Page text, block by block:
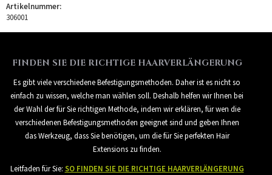
Artikelnummer:
306001
FINDEN SIE DIE RICHTIGE HAARVERLÄNGERUNG
Es gibt viele verschiedene Befestigungsmethoden. Daher ist es nicht so
einfach zu wissen, welche man wählen soll. Deshalb helfen wir Ihnen bei
der Wahl der für Sie richtigen Methode, indem wir erklären, für wen die
verschiedenen Befestigungsmethoden geeignet sind und geben Ihnen
das Werkzeug, dass Sie benötigen, um die für Sie perfekten Hair
Extensions zu finden.
Leitfaden für Sie: SO FINDEN SIE DIE RICHTIGE HAARVERLÄNGERUNG